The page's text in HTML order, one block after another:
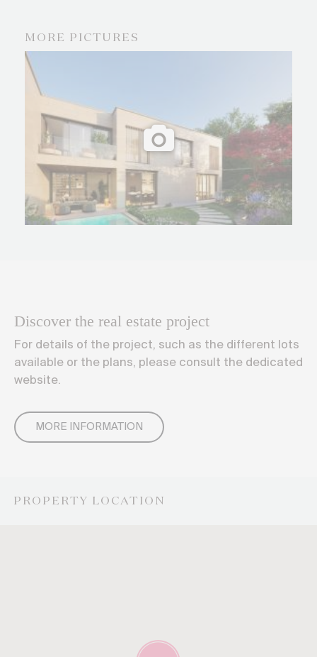
MORE PICTURES
Discover the real estate project
For details of the project, such as the different lots
available or the plans, please consult the dedicated
website.
MORE INFORMATION
PROPERTY LOCATION